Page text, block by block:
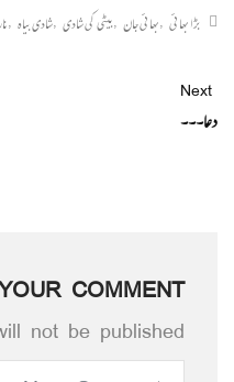
بڑا بھائی ,بھائی جان ,بیٹی کی شادی ,شادی بیاہ ,
Next
دعا۔۔۔
COMMENT
not be published.*